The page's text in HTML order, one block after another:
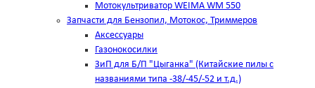
Мотокультриватор WEIMA WM 550
Запчасти для Бензопил, Мотокос, Триммеров
Аксессуары
Газонокосилки
ЗиП для Б/П "Цыганка" (Китайские пилы с
названиями типа -38/-45/-52 и т.д.)